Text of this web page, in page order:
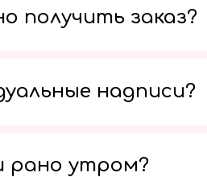
получить заказ?
надписи?
рано утром?